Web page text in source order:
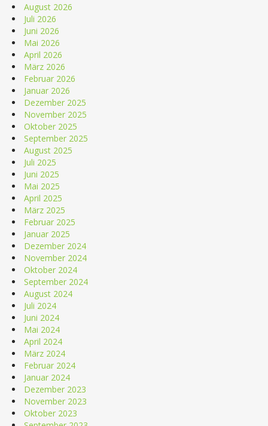
August 2026
Juli 2026
Juni 2026
Mai 2026
April 2026
März 2026
Februar 2026
Januar 2026
Dezember 2025
November 2025
Oktober 2025
September 2025
August 2025
Juli 2025
Juni 2025
Mai 2025
April 2025
März 2025
Februar 2025
Januar 2025
Dezember 2024
November 2024
Oktober 2024
September 2024
August 2024
Juli 2024
Juni 2024
Mai 2024
April 2024
März 2024
Februar 2024
Januar 2024
Dezember 2023
November 2023
Oktober 2023